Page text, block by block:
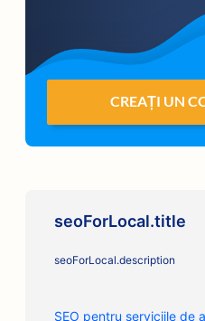
CREAȚI UN
seoForLocal.title
seoForLocal.description
SEO pentru serviciile de